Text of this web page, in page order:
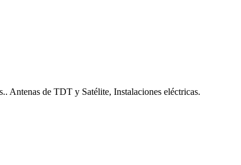
Antenas de TDT y Satélite, Instalaciones eléctricas.